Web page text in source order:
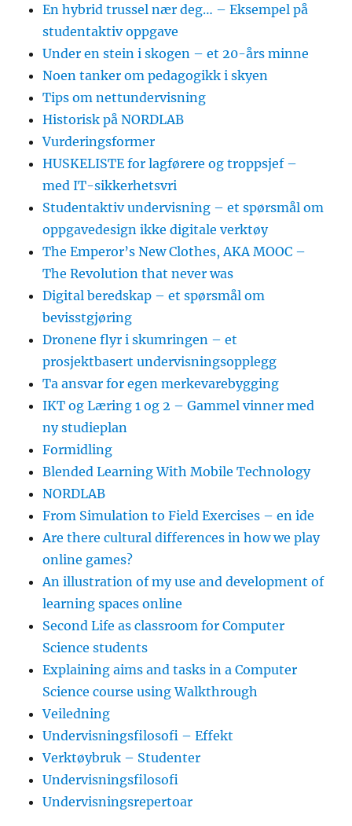
En hybrid trussel nær deg… – Eksempel på
studentaktiv oppgave
Under en stein i skogen – et 20-års minne
Noen tanker om pedagogikk i skyen
Tips om nettundervisning
Historisk på NORDLAB
Vurderingsformer
HUSKELISTE for lagførere og troppsjef –
med IT-sikkerhetsvri
Studentaktiv undervisning – et spørsmål om
oppgavedesign ikke digitale verktøy
The Emperor’s New Clothes, AKA MOOC –
The Revolution that never was
Digital beredskap – et spørsmål om
bevisstgjøring
Dronene flyr i skumringen – et
prosjektbasert undervisningsopplegg
Ta ansvar for egen merkevarebygging
IKT og Læring 1 og 2 – Gammel vinner med
ny studieplan
Formidling
Blended Learning With Mobile Technology
NORDLAB
From Simulation to Field Exercises – en ide
Are there cultural differences in how we play
online games?
An illustration of my use and development of
learning spaces online
Second Life as classroom for Computer
Science students
Explaining aims and tasks in a Computer
Science course using Walkthrough
Veiledning
Undervisningsfilosofi – Effekt
Verktøybruk – Studenter
Undervisningsfilosofi
Undervisningsrepertoar